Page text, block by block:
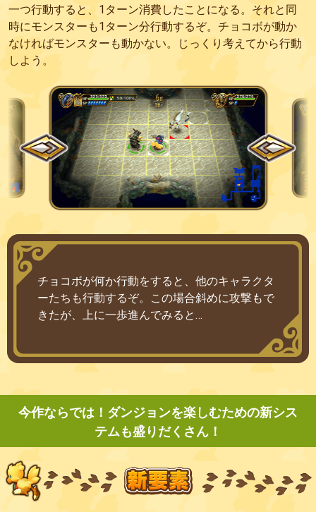
一つ行動すると、1ターン消費したことになる。それと同
時にモンスターも1ターン分行動するぞ。チョコボが動か
なければモンスターも動かない。じっくり考えてから行動
しよう。
チョコボが何か行動をすると、他のキャラクタ
ーたちも行動するぞ。この場合斜めに攻撃もで
きたが、上に一歩進んでみると…
今作ならでは！ダンジョンを楽しむための新シス
テムも盛りだくさん！